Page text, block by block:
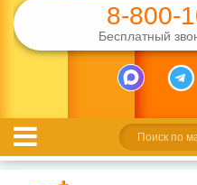
8-800-
Бесплатный